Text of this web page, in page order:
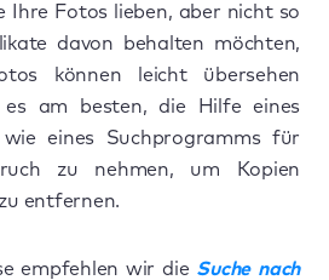
Ihre Fotos lieben, aber nicht so
davon behalten möchten,
können leicht übersehen
am besten, die Hilfe eines
eines Suchprogramms für
zu nehmen, um Kopien
entfernen.
empfehlen wir die Suche nach